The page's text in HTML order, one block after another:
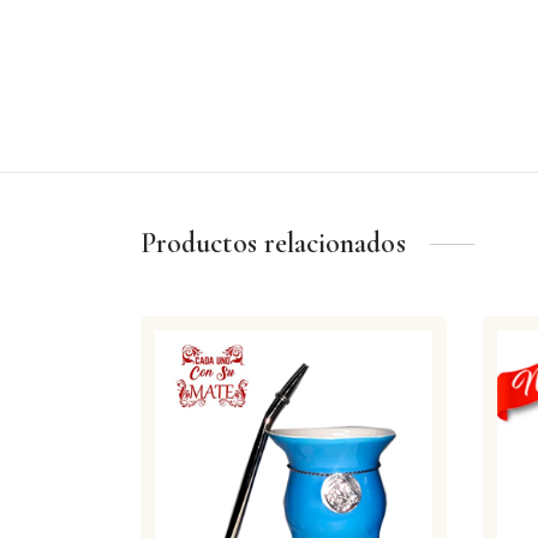
Productos relacionados